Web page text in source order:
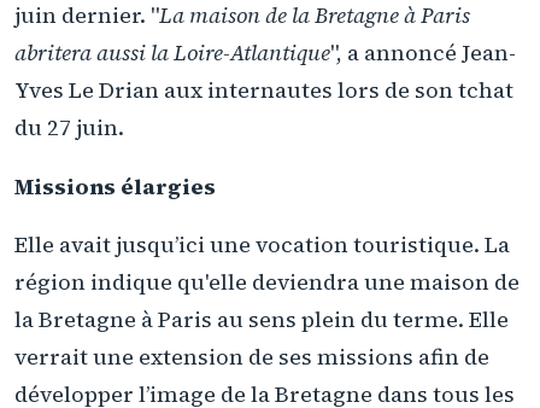
juin dernier. "La maison de la Bretagne à Paris
abritera aussi la Loire-Atlantique", a annoncé Jean-
Yves Le Drian aux internautes lors de son tchat
du 27 juin.
Missions élargies
Elle avait jusqu’ici une vocation touristique. La
région indique qu'elle deviendra une maison de
la Bretagne à Paris au sens plein du terme. Elle
verrait une extension de ses missions afin de
développer l’image de la Bretagne dans tous les